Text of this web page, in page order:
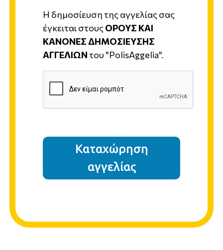
Η δημοσίευση της αγγελίας σας
έγκειται στουςΟΡΟΥΣ ΚΑΙ
ΚΑΝΟΝΕΣ ΔΗΜΟΣΙΕΥΣΗΣ
ΑΓΓΕΛΙΩΝτου "PolisAggelia".
Καταχώρηση
αγγελίας